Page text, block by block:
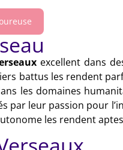
excellent dans
battus les rendent
les domaines
par leur passion pour
les rendent